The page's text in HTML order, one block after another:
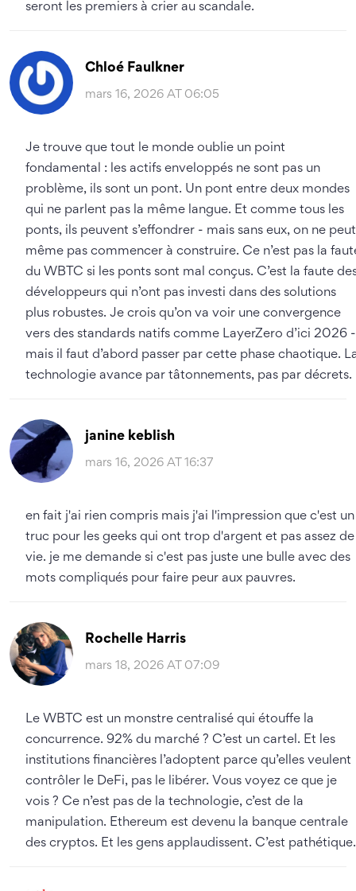
seront les premiers à crier au scandale.
Chloé Faulkner
mars 16, 2026 AT 06:05
Je trouve que tout le monde oublie un point
fondamental : les actifs enveloppés ne sont pas un
problème, ils sont un pont. Un pont entre deux mondes
qui ne parlent pas la même langue. Et comme tous les
ponts, ils peuvent s’effondrer - mais sans eux, on ne peut
même pas commencer à construire. Ce n’est pas la
du WBTC si les ponts sont mal conçus. C’est la faute
développeurs qui n’ont pas investi dans des solutions
plus robustes. Je crois qu’on va voir une convergence
vers des standards natifs comme LayerZero d’ici 2026 -
mais il faut d’abord passer par cette phase chaotique.
technologie avance par tâtonnements, pas par décrets.
janine keblish
mars 16, 2026 AT 16:37
en fait j'ai rien compris mais j'ai l'impression que c'est un
truc pour les geeks qui ont trop d'argent et pas assez de
vie. je me demande si c'est pas juste une bulle avec des
mots compliqués pour faire peur aux pauvres.
Rochelle Harris
mars 18, 2026 AT 07:09
Le WBTC est un monstre centralisé qui étouffe la
concurrence. 92% du marché ? C’est un cartel. Et les
institutions financières l’adoptent parce qu’elles veulent
contrôler le DeFi, pas le libérer. Vous voyez ce que je
vois ? Ce n’est pas de la technologie, c’est de la
manipulation. Ethereum est devenu la banque centrale
des cryptos. Et les gens applaudissent. C’est pathétique.